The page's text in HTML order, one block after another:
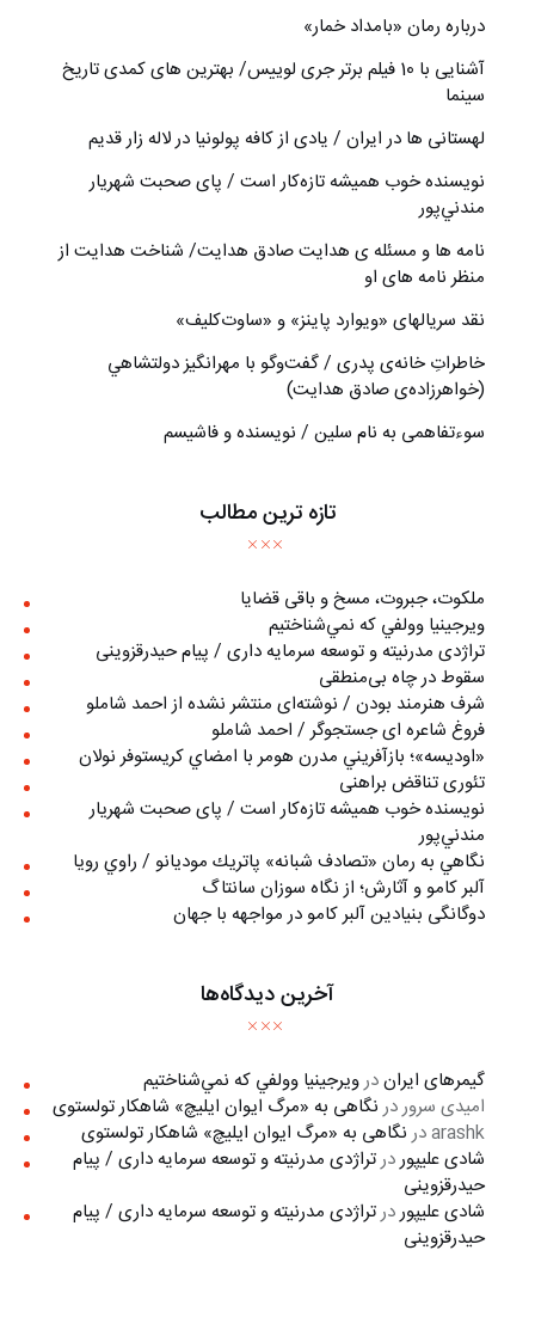
درباره رمان «بامداد خمار»
آشنایی با 10 فیلم برتر جری لوییس/ بهترین های کمدی تاریخ
سینما
لهستانی ها در ایران / یادی از کافه پولونیا در لاله زار قدیم
نويسنده خوب هميشه تازه‌كار است / پای صحبت شهريار
مندني‌پور
نامه ها و مسئله ی هدایت صادق هدایت/ شناخت هدایت از
منظر نامه های او
نقد سریالهای «ویوارد پاینز» و «ساوت‌کلیف»
خاطراتِ خانه‌ی پدری / گفت‌وگو با مهرانگيز دولتشاهي
(خواهرزاده‌ی صادق هدايت)
سوءتفاهمی به نام سلین / نویسنده و فاشیسم
تازه ترین مطالب
ملکوت، جبروت، مسخ و باقی قضایا
ويرجينيا وولفي كه نمي‌شناختيم
تراژدی مدرنیته و توسعه سرمایه داری / پیام حیدرقزوینی
سقوط در چاه بی‌منطقی
شرف هنرمند بودن / نوشته‌ای منتشر نشده از احمد شاملو
فروغ شاعره ای جستجوگر / احمد شاملو
«اوديسه»؛ بازآفريني مدرن هومر با امضاي كريستوفر نولان
تئوری تناقض براهنی
نويسنده خوب هميشه تازه‌كار است / پای صحبت شهريار
مندني‌پور
نگاهي به رمان «تصادف شبانه» پاتريك موديانو / راوي رويا
آلبر کامو و آثارش؛ از نگاه سوزان سانتاگ
دوگانگی بنیادین آلبر کامو در مواجهه با جهان
آخرین دیدگاه‌ها
گیمرهای ایراندرويرجينيا وولفي كه نمي‌شناختيم
امیدی سروردر نگاهی به «مرگ ايوان ايليچ» شاهکار تولستوی
arashkدر نگاهی به «مرگ ايوان ايليچ» شاهکار تولستوی
شادی علیپوردرتراژدی مدرنیته و توسعه سرمایه داری / پیام
حیدرقزوینی
شادی علیپوردرتراژدی مدرنیته و توسعه سرمایه داری / پیام
حیدرقزوینی